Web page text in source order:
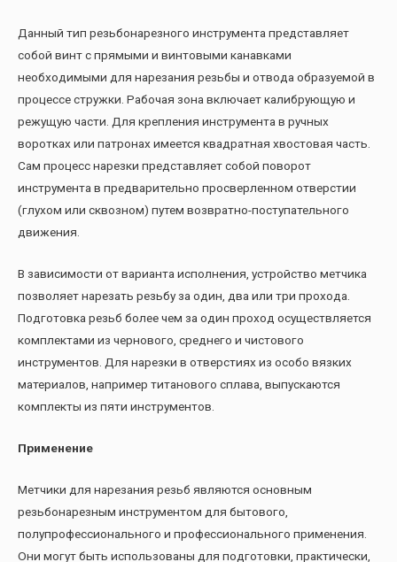
Данный тип резьбонарезного инструмента представляет
собой винт с прямыми и винтовыми канавками
необходимыми для нарезания резьбы и отвода образуемой в
процессе стружки. Рабочая зона включает калибрующую и
режущую части. Для крепления инструмента в ручных
воротках или патронах имеется квадратная хвостовая часть.
Сам процесс нарезки представляет собой поворот
инструмента в предварительно просверленном отверстии
(глухом или сквозном) путем возвратно-поступательного
движения.
В зависимости от варианта исполнения, устройство метчика
позволяет нарезать резьбу за один, два или три прохода.
Подготовка резьб более чем за один проход осуществляется
комплектами из чернового, среднего и чистового
инструментов. Для нарезки в отверстиях из особо вязких
материалов, например титанового сплава, выпускаются
комплекты из пяти инструментов.
Применение
Метчики для нарезания резьб являются основным
резьбонарезным инструментом для бытового,
полупрофессионального и профессионального применения.
Они могут быть использованы для подготовки, практически,